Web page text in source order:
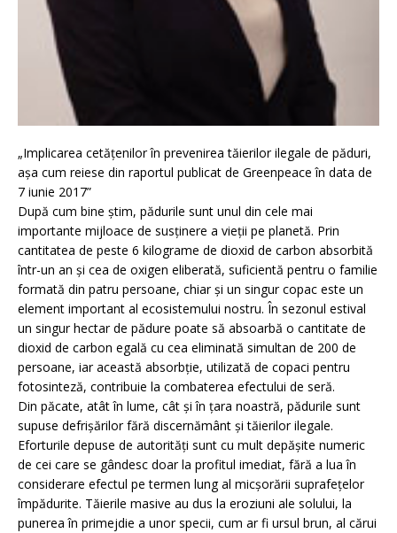
„Implicarea cetăţenilor în prevenirea tăierilor ilegale de păduri,
aşa cum reiese din raportul publicat de Greenpeace în data de
7 iunie 2017”
După cum bine ştim, pădurile sunt unul din cele mai
importante mijloace de susţinere a vieţii pe planetă. Prin
cantitatea de peste 6 kilograme de dioxid de carbon absorbită
într-un an şi cea de oxigen eliberată, suficientă pentru o familie
formată din patru persoane, chiar şi un singur copac este un
element important al ecosistemului nostru. În sezonul estival
un singur hectar de pădure poate să absoarbă o cantitate de
dioxid de carbon egală cu cea eliminată simultan de 200 de
persoane, iar această absorbţie, utilizată de copaci pentru
fotosinteză, contribuie la combaterea efectului de seră.
Din păcate, atât în lume, cât şi în ţara noastră, pădurile sunt
supuse defrişărilor fără discernământ şi tăierilor ilegale.
Eforturile depuse de autorităţi sunt cu mult depăşite numeric
de cei care se gândesc doar la profitul imediat, fără a lua în
considerare efectul pe termen lung al micşorării suprafeţelor
împădurite. Tăierile masive au dus la eroziuni ale solului, la
punerea în primejdie a unor specii, cum ar fi ursul brun, al cărui